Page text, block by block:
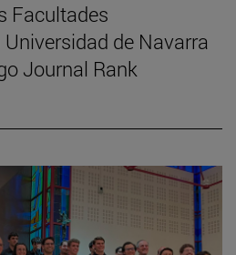
Facultades
de Navarra
Journal Rank